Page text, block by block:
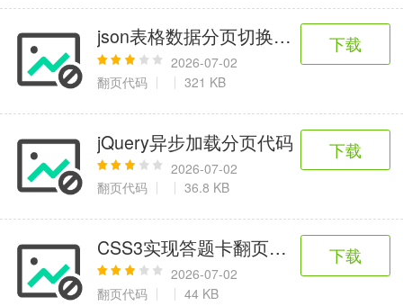
json表格数据分页切换代码
2026-07-02
翻页代码
321 KB
下载
jQuery异步加载分页代码
2026-07-02
翻页代码
36.8 KB
下载
CSS3实现答题卡翻页切换特效
2026-07-02
翻页代码
44 KB
下载